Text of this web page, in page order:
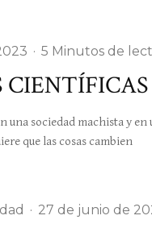
· 5 Minutos de
una sociedad machista y
que las cosas cambien
· 27 de junio de